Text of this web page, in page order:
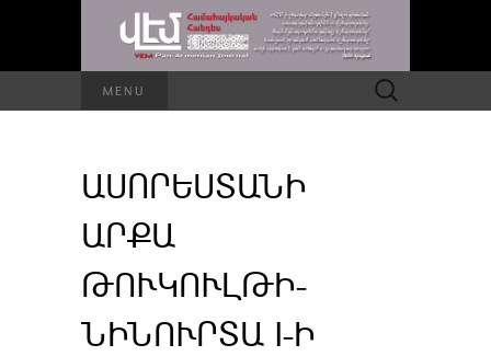
MENU Որոնել՝
ԱՍՈՐԵՍՏԱՆԻ
ԱՐՔԱ
ԹՈՒԿՈՒԼԹԻ-
ՆԻՆՈՒՐՏԱ I-Ի